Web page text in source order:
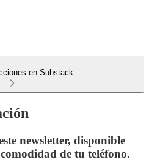
en Substack
newsletter, disponible
de tu teléfono.